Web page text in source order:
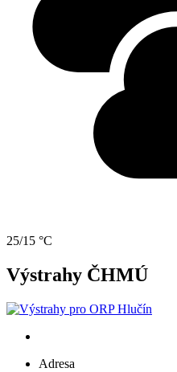
25/15 °C
Výstrahy ČHMÚ
Adresa